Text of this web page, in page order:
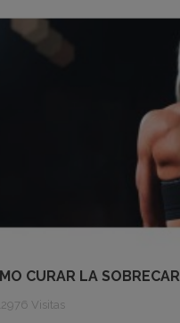
CURAR LA
Visitas